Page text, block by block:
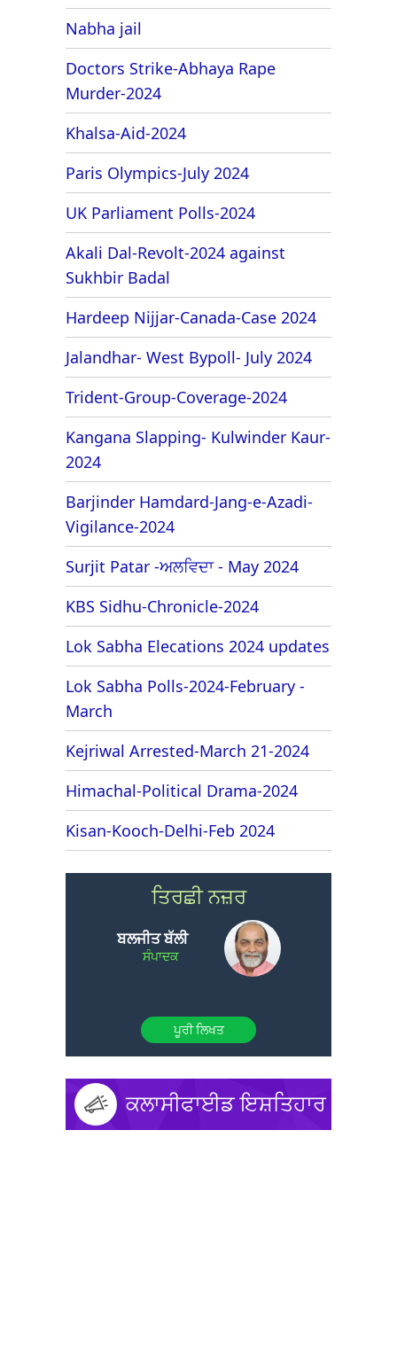
Nabha jail
Doctors Strike-Abhaya Rape
Murder-2024
Khalsa-Aid-2024
Paris Olympics-July 2024
UK Parliament Polls-2024
Akali Dal-Revolt-2024 against
Sukhbir Badal
Hardeep Nijjar-Canada-Case 2024
Jalandhar- West Bypoll- July 2024
Trident-Group-Coverage-2024
Kangana Slapping- Kulwinder Kaur-
2024
Barjinder Hamdard-Jang-e-Azadi-
Vigilance-2024
Surjit Patar -ਅਲਵਿਦਾ - May 2024
KBS Sidhu-Chronicle-2024
Lok Sabha Elecations 2024 updates
Lok Sabha Polls-2024-February -
March
Kejriwal Arrested-March 21-2024
Himachal-Political Drama-2024
Kisan-Kooch-Delhi-Feb 2024
ਤਿਰਛੀ ਨਜ਼ਰ
ਬਲਜੀਤ ਬੱਲੀ
ਸੰਪਾਦਕ
ਪੂਰੀ ਲਿਖਤ
ਕਲਾਸੀਫਾਈਡ ਇਸ਼ਤਿਹਾਰ